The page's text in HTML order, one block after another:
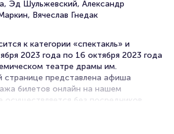
Эд Шульжевский, Александр
Вячеслав Гнедак
к категории «спектакль» и
2023 года по 16 октября 2023 года
театре драмы им.
странице представлена афиша
билетов онлайн на нашем
без посредников.
возможность достать билет